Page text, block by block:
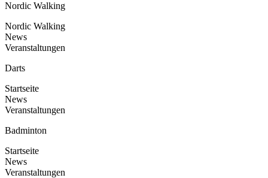
Nordic Walking
Nordic Walking
News
Veranstaltungen
Darts
Startseite
News
Veranstaltungen
Badminton
Startseite
News
Veranstaltungen